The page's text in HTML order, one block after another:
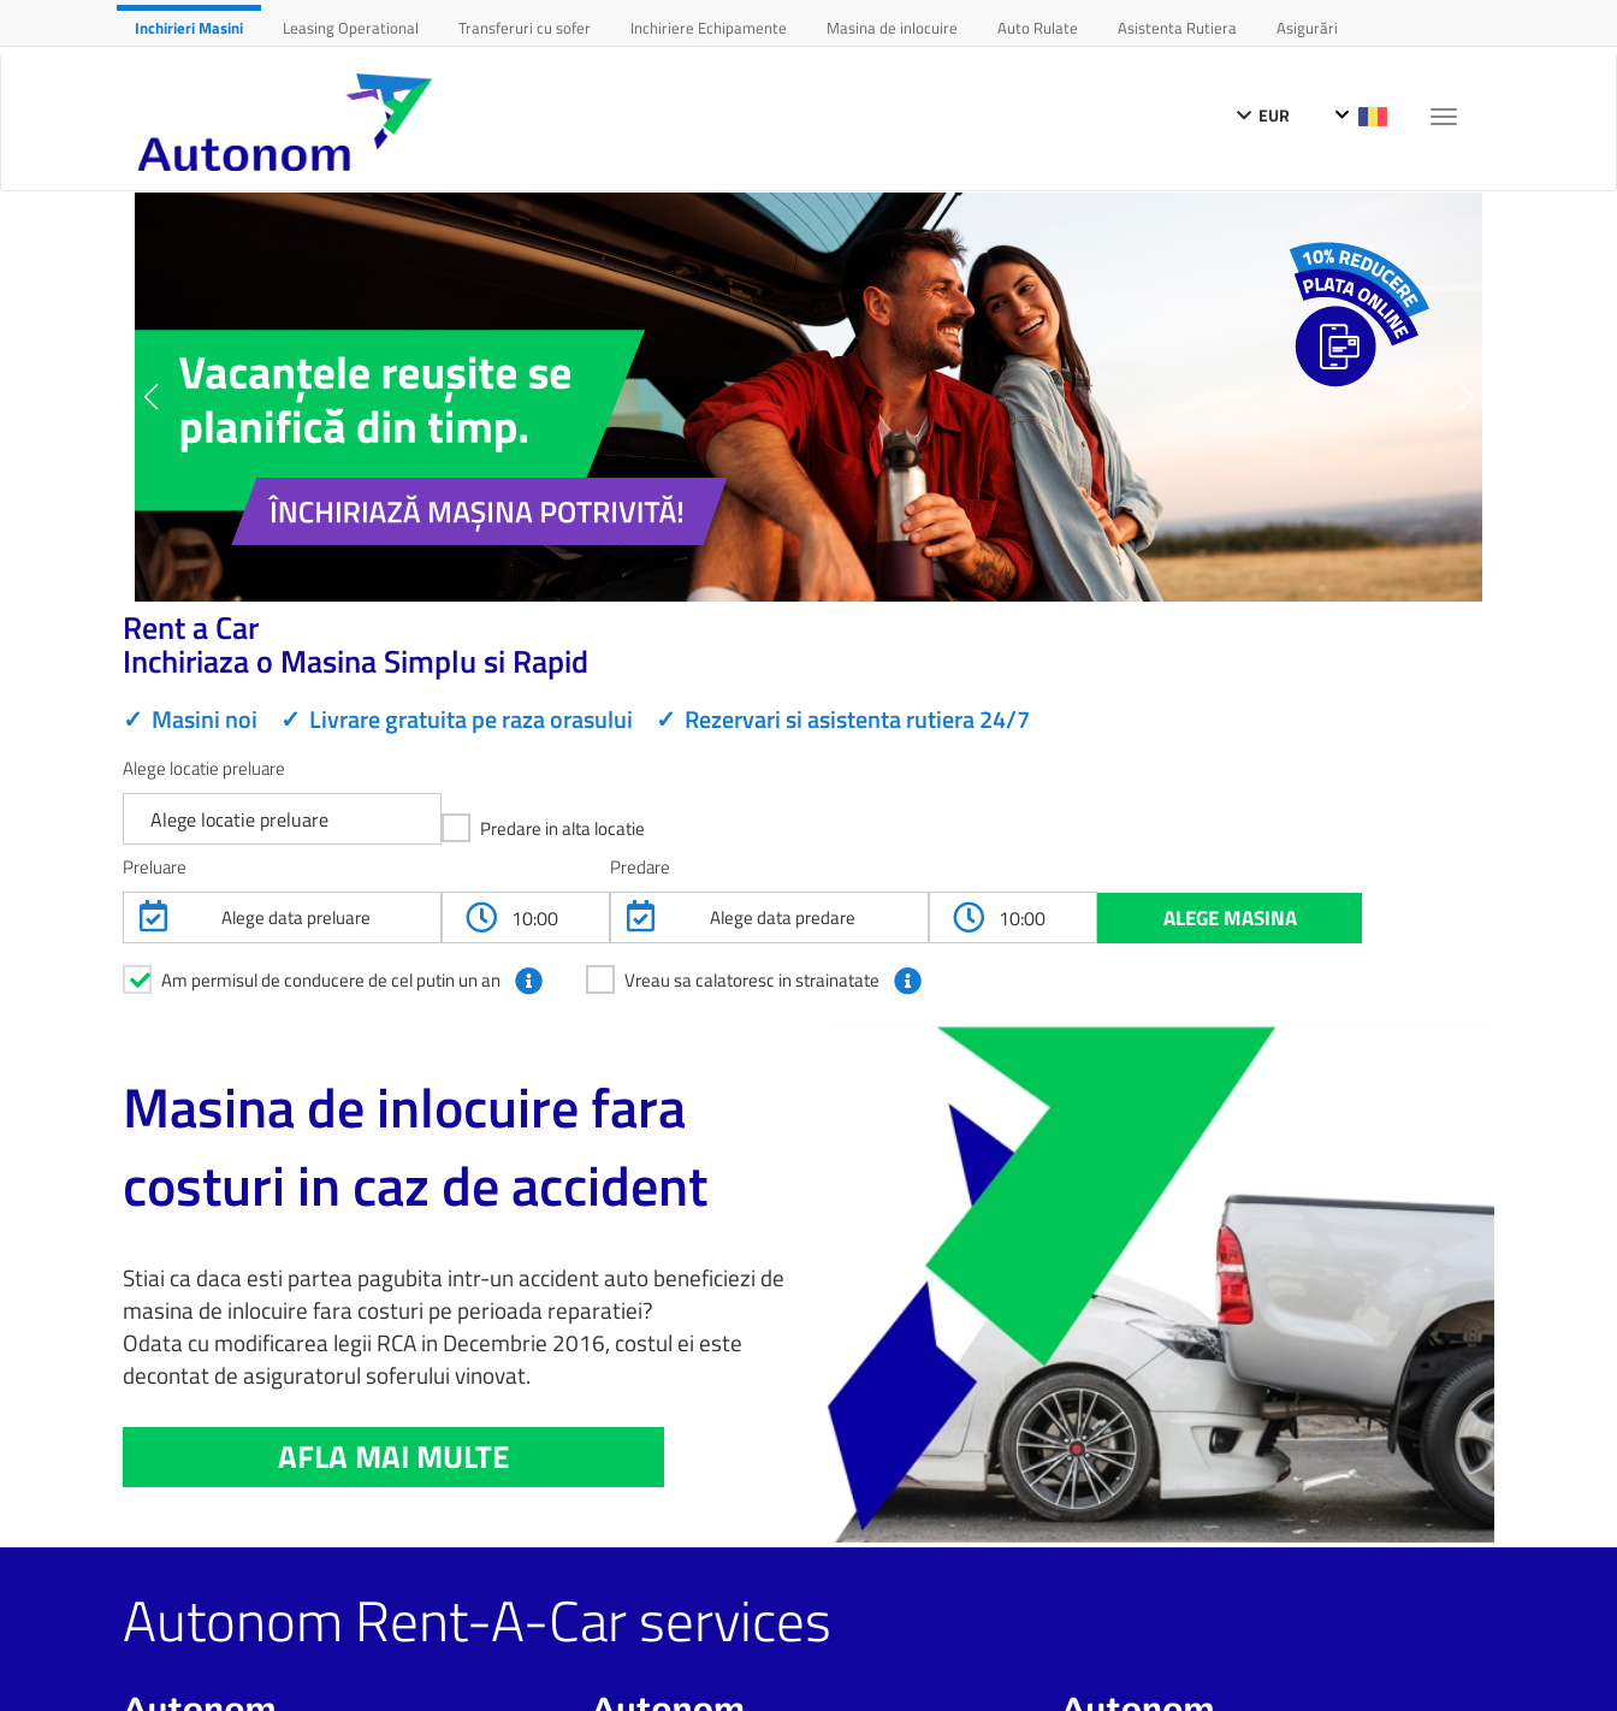
Inchirieri Masini Leasing Operational Transferuri cu sofer Inchiriere Echipamente Masina de inlocuire Auto Rulate Asistenta Rutiera Asigurări
EUR
Toggle
Rent a Car
Inchiriaza o Masina Simplu si Rapid
✓ Masini noi ✓ Livrare gratuita pe raza orasului ✓ Rezervari si asistenta rutiera 24/7
Alege locatie preluare
Alege locatie preluare
Predare in alta locatie
Preluare
Alege data preluare
10:00
Predare
Alege data predare
10:00
Am permisul de conducere de cel putin un an Vreau sa calatoresc in strainatate
Masina de inlocuire fara
costuri in caz de accident
Stiai ca daca esti partea pagubita intr-un accident auto beneficiezi de
masina de inlocuire fara costuri pe perioada reparatiei?
Odata cu modificarea legii RCA in Decembrie 2016, costul ei este
decontat de asiguratorul soferului vinovat.
AFLA MAI MULTE
Autonom Rent-A-Car services